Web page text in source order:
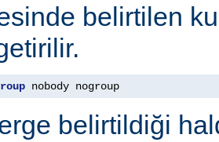
belirtilen
nobody nogroup
belirtildiği